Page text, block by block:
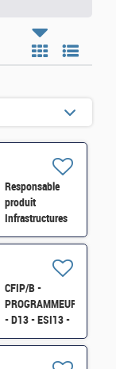
Responsable
produit
Infrastructures
Réseaux et
CFIP/B -
PROGRAMMEUR
- D13 - ESI13 -
Exploitant(e)